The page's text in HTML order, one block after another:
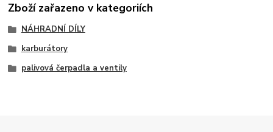
Zboží zařazeno v kategoriích
NÁHRADNÍ DÍLY
karburátory
palivová čerpadla a ventily